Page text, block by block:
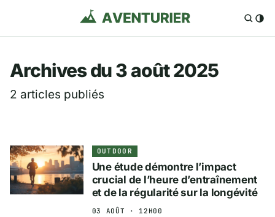
Aventurier.fr —
Archives du 3 août 2025
2 articles publiés
OUTDOOR
Une étude démontre l’impact
crucial de l’heure d’entraînement
et de la régularité sur la longévité
03 AOÛT · 12H00